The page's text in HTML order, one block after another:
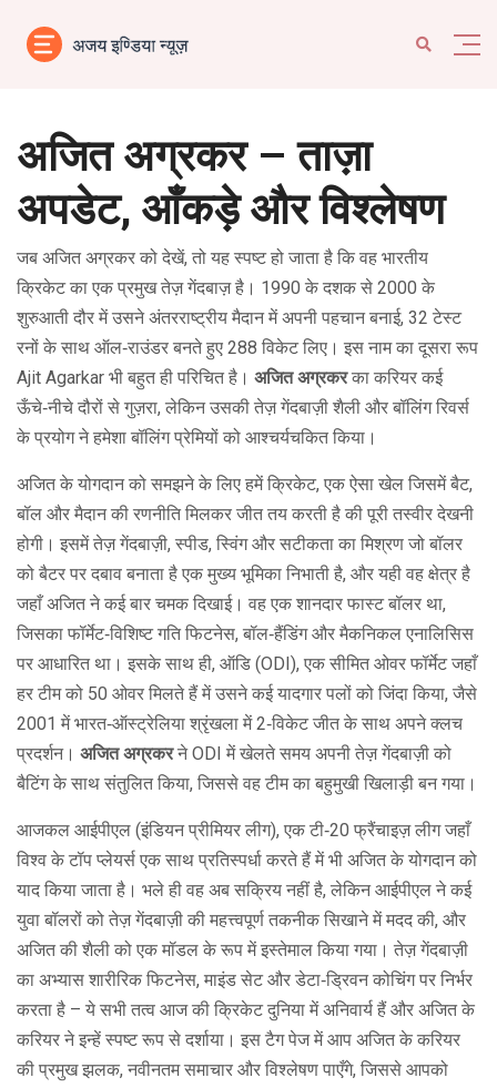
अजित अग्रकर – ताज़ा
अपडेट, आँकड़े और विश्लेषण
जब अजित अग्रकर को देखें, तो यह स्पष्ट हो जाता है कि वह भारतीय
क्रिकेट का एक प्रमुख तेज़ गेंदबाज़ है। 1990 के दशक से 2000 के
शुरुआती दौर में उसने अंतरराष्ट्रीय मैदान में अपनी पहचान बनाई, 32 टेस्ट
रनों के साथ ऑल‑राउंडर बनते हुए 288 विकेट लिए। इस नाम का दूसरा रूप
Ajit Agarkar भी बहुत ही परिचित है। अजित अग्रकरका करियर कई
ऊँचे‑नीचे दौरों से गुज़रा, लेकिन उसकी तेज़ गेंदबाज़ी शैली और बॉलिंग रिवर्स
के प्रयोग ने हमेशा बॉलिंग प्रेमियों को आश्चर्यचकित किया।
अजित के योगदान को समझने के लिए हमेंक्रिकेट, एक ऐसा खेल जिसमें बैट,
बॉल और मैदान की रणनीति मिलकर जीत तय करती है की पूरी तस्वीर देखनी
होगी। इसमेंतेज़ गेंदबाज़ी, स्पीड, स्विंग और सटीकता का मिश्रण जो बॉलर
को बैटर पर दबाव बनाता है एक मुख्य भूमिका निभाती है, और यही वह क्षेत्र है
जहाँ अजित ने कई बार चमक दिखाई। वह एक शानदार फास्ट बॉलर था,
जिसका फॉर्मेट‑विशिष्ट गति फिटनेस, बॉल‑हैंडिंग और मैकनिकल एनालिसिस
पर आधारित था। इसके साथ ही, ऑडि (ODI), एक सीमित ओवर फॉर्मेट जहाँ
हर टीम को 50 ओवर मिलते हैंमें उसने कई यादगार पलों को जिंदा किया, जैसे
2001 में भारत‑ऑस्ट्रेलिया श्रृंखला में 2‑विकेट जीत के साथ अपने क्लच
प्रदर्शन। अजित अग्रकरने ODI में खेलते समय अपनी तेज़ गेंदबाज़ी को
बैटिंग के साथ संतुलित किया, जिससे वह टीम का बहुमुखी खिलाड़ी बन गया।
आजकल आईपीएल (इंडियन प्रीमियर लीग), एक टी‑20 फ्रैंचाइज़ लीग जहाँ
विश्व के टॉप प्लेयर्स एक साथ प्रतिस्पर्धा करते हैंमें भी अजित के योगदान को
याद किया जाता है। भले ही वह अब सक्रिय नहीं है, लेकिन आईपीएल ने कई
युवा बॉलरों को तेज़ गेंदबाज़ी की महत्त्वपूर्ण तकनीक सिखाने में मदद की, और
अजित की शैली को एक मॉडल के रूप में इस्तेमाल किया गया। तेज़ गेंदबाज़ी
का अभ्यास शारीरिक फिटनेस, माइंड सेट और डेटा‑ड्रिवन कोचिंग पर निर्भर
करता है – ये सभी तत्व आज की क्रिकेट दुनिया में अनिवार्य हैं और अजित के
करियर ने इन्हें स्पष्ट रूप से दर्शाया। इस टैग पेज में आप अजित के करियर
की प्रमुख झलक, नवीनतम समाचार और विश्लेषण पाएँगे, जिससे आपको